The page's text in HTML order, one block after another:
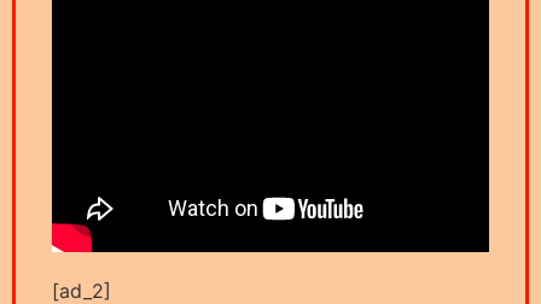
[ad_2]